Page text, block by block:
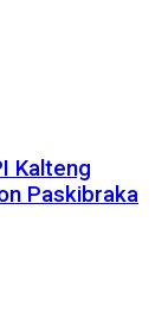
Kalteng
Paskibraka